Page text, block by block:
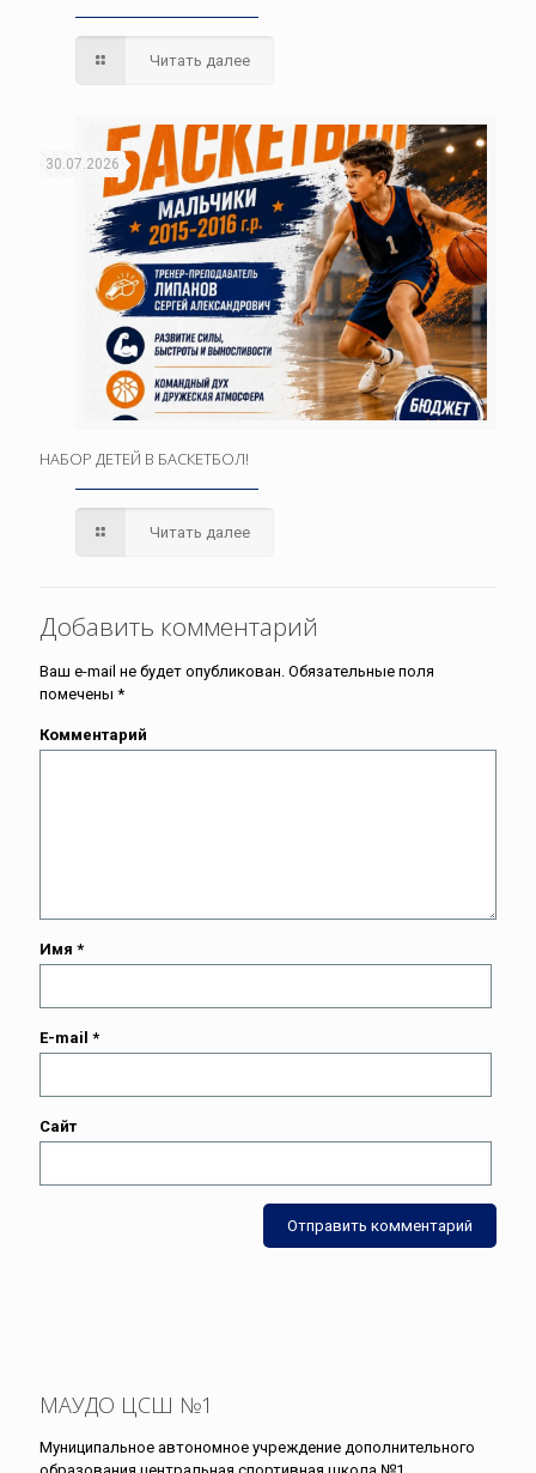
Читать далее
30.07.2026
НАБОР ДЕТЕЙ В БАСКЕТБОЛ!
Читать далее
Добавить комментарий
Ваш e-mail не будет опубликован. Обязательные поля
помечены *
Комментарий
Имя *
E-mail *
Сайт
МАУДО ЦСШ №1
Муниципальное автономное учреждение дополнительного